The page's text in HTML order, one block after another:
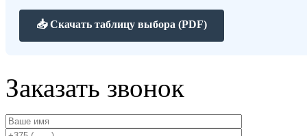
📥 Скачать таблицу выбора (PDF)
Заказать звонок